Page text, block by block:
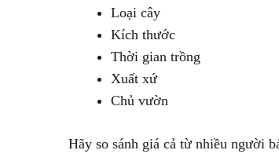
Loại cây
Kích thước
Thời gian trồng
Xuất xứ
Chủ vườn
Hãy so sánh giá cả từ nhiều người